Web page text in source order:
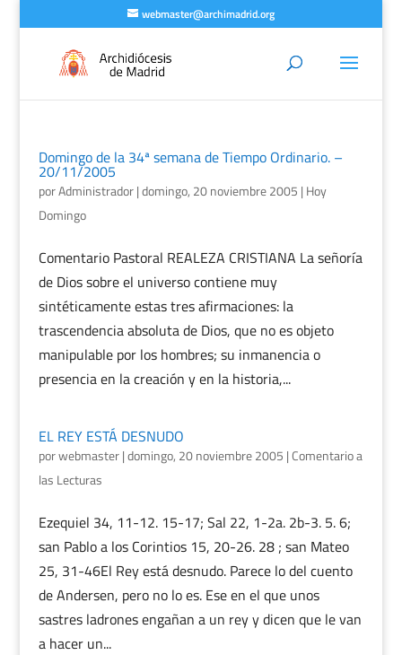
webmaster@archimadrid.org
Domingo de la 34ª semana de Tiempo Ordinario. –
20/11/2005
porAdministrador|domingo, 20 noviembre 2005 | Hoy
Domingo
Comentario Pastoral REALEZA CRISTIANA La señoría
de Dios sobre el universo contiene muy
sintéticamente estas tres afirmaciones: la
trascendencia absoluta de Dios, que no es objeto
manipulable por los hombres; su inmanencia o
presencia en la creación y en la historia,...
EL REY ESTÁ DESNUDO
porwebmaster|domingo, 20 noviembre 2005 |Comentario a
las Lecturas
Ezequiel 34, 11-12. 15-17; Sal 22, 1-2a. 2b-3. 5. 6;
san Pablo a los Corintios 15, 20-26. 28 ; san Mateo
25, 31-46El Rey está desnudo. Parece lo del cuento
de Andersen, pero no lo es. Ese en el que unos
sastres ladrones engañan a un rey y dicen que le van
a hacer un...